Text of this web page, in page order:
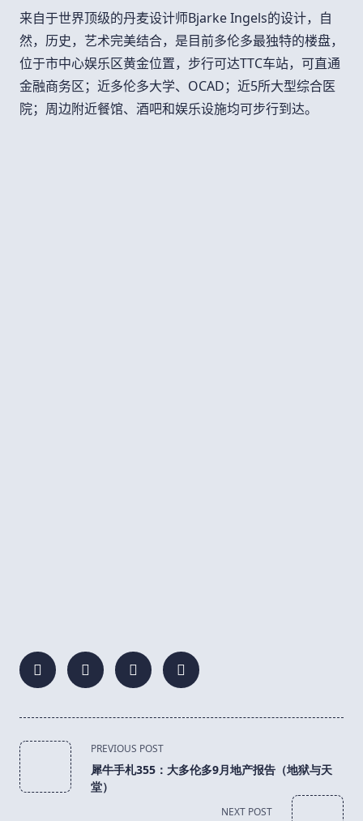
来自于世界顶级的丹麦设计师Bjarke Ingels的设计，自
然，历史，艺术完美结合，是目前多伦多最独特的楼盘，
位于市中心娱乐区黄金位置，步行可达TTC车站，可直通
金融商务区；近多伦多大学、 OCAD；近5所大型综合医
院；周边附近餐馆、酒吧和娱乐设施均可步行到达。
<span
class="nav-
subtitle
PREVIOUS POST
犀牛手札355：大多伦多9月地产报告（地狱与天
堂）
NEXT POST